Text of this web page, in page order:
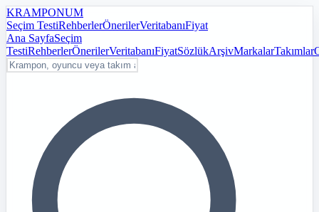
KRAMPONUM
Seçim TestiRehberlerÖnerilerVeritabanıFiyat
Ana SayfaSeçim
TestiRehberlerÖnerilerVeritabanıFiyatSözlükArşivMarkalarTakımlar